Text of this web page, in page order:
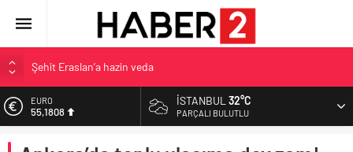
Şehit Eraslan’a hazin veda
Toprak Razgatlıoğlu Çekya’da ikinci oldu
Malatya’da Bakırcılar Çarşısı’na ilk kazma
EURO
55,1808
İSTANBUL32°C
PARÇALI BULUTLU